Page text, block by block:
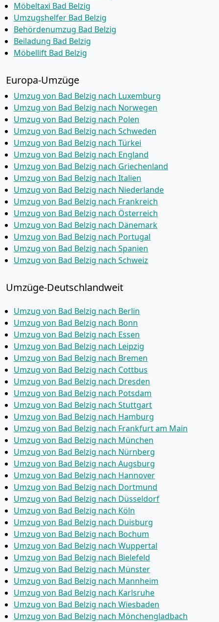
Möbeltaxi Bad Belzig
Umzugshelfer Bad Belzig
Behördenumzug Bad Belzig
Beiladung Bad Belzig
Möbellift Bad Belzig
Europa-Umzüge
Umzug von Bad Belzig nach Luxemburg
Umzug von Bad Belzig nach Norwegen
Umzug von Bad Belzig nach Polen
Umzug von Bad Belzig nach Schweden
Umzug von Bad Belzig nach Türkei
Umzug von Bad Belzig nach England
Umzug von Bad Belzig nach Griechenland
Umzug von Bad Belzig nach Italien
Umzug von Bad Belzig nach Niederlande
Umzug von Bad Belzig nach Frankreich
Umzug von Bad Belzig nach Österreich
Umzug von Bad Belzig nach Dänemark
Umzug von Bad Belzig nach Portugal
Umzug von Bad Belzig nach Spanien
Umzug von Bad Belzig nach Schweiz
Umzüge-Deutschlandweit
Umzug von Bad Belzig nach Berlin
Umzug von Bad Belzig nach Bonn
Umzug von Bad Belzig nach Essen
Umzug von Bad Belzig nach Leipzig
Umzug von Bad Belzig nach Bremen
Umzug von Bad Belzig nach Cottbus
Umzug von Bad Belzig nach Dresden
Umzug von Bad Belzig nach Potsdam
Umzug von Bad Belzig nach Stuttgart
Umzug von Bad Belzig nach Hamburg
Umzug von Bad Belzig nach Frankfurt am Main
Umzug von Bad Belzig nach München
Umzug von Bad Belzig nach Nürnberg
Umzug von Bad Belzig nach Augsburg
Umzug von Bad Belzig nach Hannover
Umzug von Bad Belzig nach Dortmund
Umzug von Bad Belzig nach Düsseldorf
Umzug von Bad Belzig nach Köln
Umzug von Bad Belzig nach Duisburg
Umzug von Bad Belzig nach Bochum
Umzug von Bad Belzig nach Wuppertal
Umzug von Bad Belzig nach Bielefeld
Umzug von Bad Belzig nach Münster
Umzug von Bad Belzig nach Mannheim
Umzug von Bad Belzig nach Karlsruhe
Umzug von Bad Belzig nach Wiesbaden
Umzug von Bad Belzig nach Mönchen­gladbach